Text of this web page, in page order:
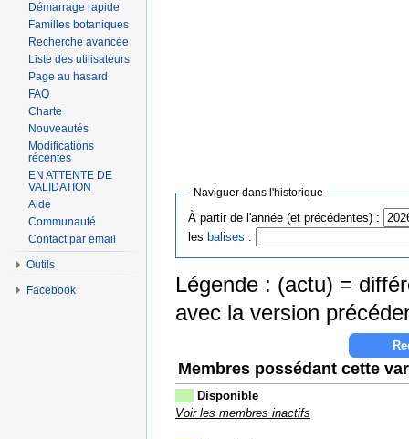
Naviguer dans l'historique
À partir de l'année (et précédentes) :
les balises :
Légende : (actu) =
avec la version
Membres possédant cette
Disponible
Voir les membres inactifs
Démarrage rapide
Familles botaniques
Recherche avancée
Liste des utilisateurs
Page au hasard
FAQ
Charte
Nouveautés
Modifications
récentes
EN ATTENTE DE
VALIDATION
Aide
Communauté
Contact par email
Outils
Facebook